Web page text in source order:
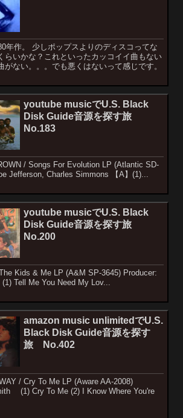
年作。 少しポップスよりのディスコってな
らいかな？これといったカッコイイ曲もない
がない。。。でも悪くはないって感じです。
youtube musicでU.S. Black
Disk Guide音源を探す旅
No.183
/ Songs For Evolution LP (Atlantic SD-
Jefferson, Charles Simmons 【A】(1)...
youtube musicでU.S. Black
Disk Guide音源を探す旅
No.200
Kids & Me LP (A&M SP-3645) Producer:
Tell Me You Need My Lov...
amazon music unlimitedでU.S.
Black Disk Guide音源を探す
旅 No.402
/ Cry To Me LP (Aware AA-2008)
(1) Cry To Me (2) I Know Where You're